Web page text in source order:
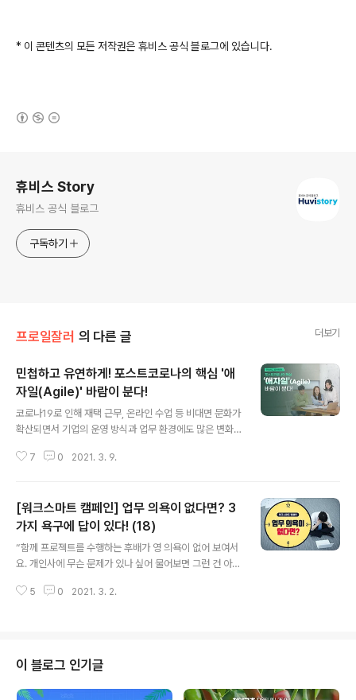
* 이 콘텐츠의 모든 저작권은 휴비스 공식 블로그에 있습니다.
휴비스 Story
휴비스 공식 블로그
구독하기
프로일잘러 의 다른 글 더보기
민첩하고 유연하게! 포스트코로나의 핵심 '애
자일(Agile)' 바람이 분다!
코로나19로 인해 재택 근무, 온라인 수업 등 비대면 문화가
확산되면서 기업의 운영 방식과 업무 환경에도 많은 변화
기를 기회로 삼아 성장한 회사들이 눈에 띄었는데요. 이 회
가능했다는 점이죠. 그렇다면 4차 산업 혁명과 포스트 코
로나 시대의 해법으로 주목받고 있는 ‘애자일’ 조직문화란
무엇인지 함께 살펴볼까요? ■ 속도와 효율성이 핵심! ‘애
자일’ 조직문화란 무엇일까? ‘애자일(Agile)’이란 날렵하
읽어내 유연하고 신속하게 혁신을 한다는 의미로 통하는데
7 0 2021. 3. 9.
[워크스마트 캠페인] 업무 의욕이 없다면? 3
가지 욕구에 답이 있다! (18)
“함께 프로젝트를 수행하는 후배가 영 의욕이 없어 보여서
요. 개인사에 무슨 문제가 있나 싶어 물어보면 그런 건 아니
니다.” 일상에서는 잘 쓰지 않지만 회사에서 흔히 쓰이는
도 선후배 사이, 동료 사이에서도 가끔 이 동기부여 역량이
뛰어난 사람이 있습니다. 이상하게 그 사람과 함께 하기만
하면 없던 힘도 생기고 괜시리 신이 나서 일을 하게 되는 그
5 0 2021. 3. 2.
이 블로그 인기글